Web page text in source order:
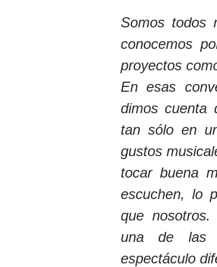
Somos todos
conocemos
proyectos
En esas
dimos cuenta
tan sólo en
gustos
tocar buena
escuchen, lo
que
una de las
espectáculo